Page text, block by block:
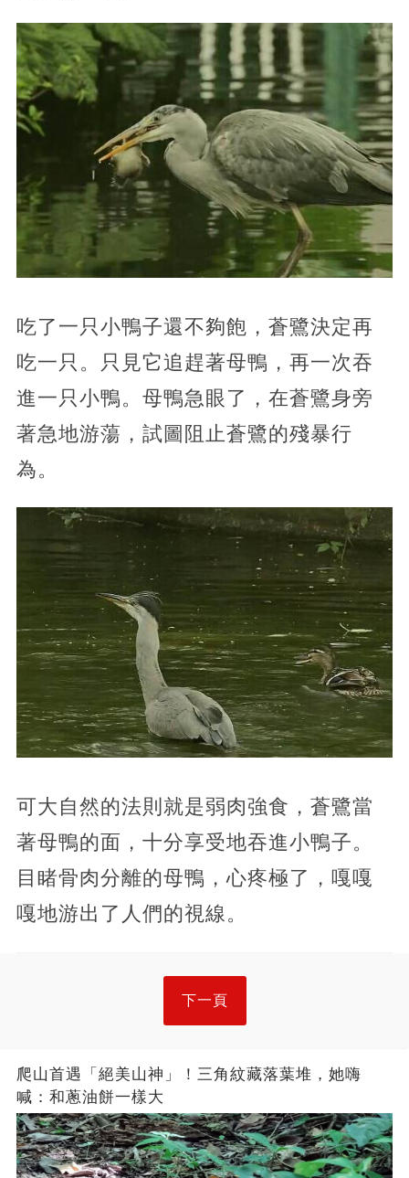
吃了一只小鴨子還不夠飽，蒼鷺決定再
吃一只。只見它追趕著母鴨，再一次吞
進一只小鴨。母鴨急眼了，在蒼鷺身旁
著急地游蕩，試圖阻止蒼鷺的殘暴行
為。
可大自然的法則就是弱肉強食，蒼鷺當
著母鴨的面，十分享受地吞進小鴨子。
目睹骨肉分離的母鴨，心疼極了，嘎嘎
嘎地游出了人們的視線。
下一頁
爬山首遇「絕美山神」！三角紋藏落葉堆，她嗨
喊：和蔥油餅一樣大